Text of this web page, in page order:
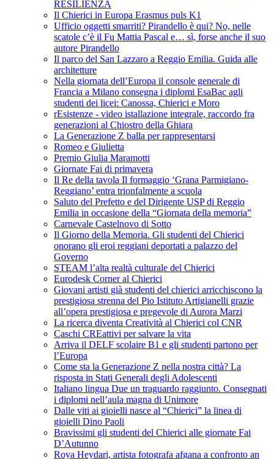
RESILIENZA
Il Chierici in Europa Erasmus puls K1
Ufficio oggetti smarriti? Pirandello è qui? No, nelle
scatole c’è il Fu Mattia Pascal e… sì, forse anche il suo
autore Pirandello
Il parco del San Lazzaro a Reggio Emilia. Guida alle
architetture
Nella giornata dell’Europa il console generale di
Francia a Milano consegna i diplomi EsaBac agli
studenti dei licei: Canossa, Chierici e Moro
rEsistenze - video istallazione integrale, raccordo fra
generazioni al Chiostro della Ghiara
La Generazione Z balla per rappresentarsi
Romeo e Giulietta
Premio Giulia Maramotti
Giornate Fai di primavera
Il Re della tavola Il formaggio ‘Grana Parmigiano-
Reggiano’ entra trionfalmente a scuola
Saluto del Prefetto e del Dirigente USP di Reggio
Emilia in occasione della “Giornata della memoria”
Carnevale Castelnovo di Sotto
Il Giorno della Memoria. Gli studenti del Chierici
onorano gli eroi reggiani deportati a palazzo del
Governo
STEAM l’alta realtà culturale del Chierici
Eurodesk Corner al Chierici
Giovani artisti già studenti del chierici arricchiscono la
prestigiosa strenna del Pio Istituto Artigianelli grazie
all’opera prestigiosa e pregevole di Aurora Marzi
La ricerca diventa Creatività al Chierici col CNR
Caschi CREattivi per salvare la vita
Arriva il DELF scolaire B1 e gli studenti partono per
l’Europa
Come sta la Generazione Z nella nostra città? La
risposta in Stati Generali degli Adolescenti
Italiano lingua Due un traguardo raggiunto. Consegnati
i diplomi nell’aula magna di Unimore
Dalle viti ai gioielli nasce al “Chierici” la linea di
gioielli Dino Paoli
Bravissimi gli studenti del Chierici alle giornate Fai
D’Autunno
Roya Heydari, artista fotografa afgana a confronto an